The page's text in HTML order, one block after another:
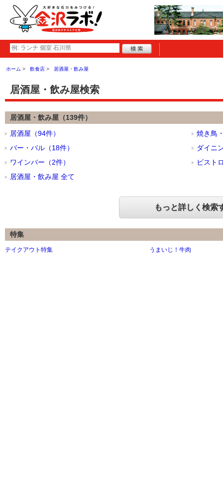
ホーム 飲食店 居酒屋・飲み屋
居酒屋・飲み屋検索
居酒屋・飲み屋（139件）
居酒屋（94件）
焼き鳥
バー・バル（18件）
ダイニ
ワインバー（2件）
ビスト
居酒屋・飲み屋 全て
もっと詳しく検索
特集
テイクアウト特集 うまいじ！牛肉